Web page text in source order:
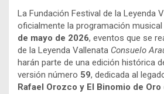
La Fundación Festival de la Leyenda
oficialmente la programación
de mayo de 2026, eventos que se
de la Leyenda Vallenata Consuelo
harán parte de una edición histórica
versión número 59, dedicada al
Rafael Orozco y El Binomio de